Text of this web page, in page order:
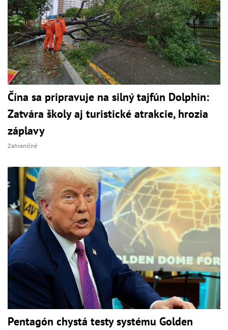
Čína sa pripravuje na silný tajfún Dolphin:
Zatvára školy aj turistické atrakcie, hrozia
záplavy
Zahraničné
Pentagón chystá testy systému Golden